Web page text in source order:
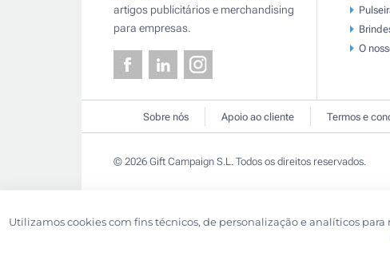
artigos publicitários e merchandising
para empresas.
O
Sobre nós Apoio ao cliente Termos e
© 2026 Gift Campaign S.L. Todos os direitos reservados.
Utilizamos cookies com fins técnicos, de personalização e analíticos